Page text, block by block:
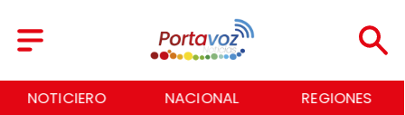
NACIONAL REGIONES ECONOMÍA